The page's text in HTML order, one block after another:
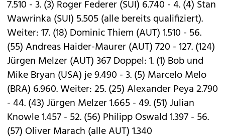
7.510 - 3. (3) Roger Federer (SUI) 6.740 - 4. (4) Stan
Wawrinka (SUI) 5.505 (alle bereits qualifiziert).
Weiter: 17. (18) Dominic Thiem (AUT) 1.510 - 56.
(55) Andreas Haider-Maurer (AUT) 720 - 127. (124)
Jürgen Melzer (AUT) 367 Doppel: 1. (1) Bob und
Mike Bryan (USA) je 9.490 - 3. (5) Marcelo Melo
(BRA) 6.960. Weiter: 25. (25) Alexander Peya 2.790
- 44. (43) Jürgen Melzer 1.665 - 49. (51) Julian
Knowle 1.457 - 52. (56) Philipp Oswald 1.397 - 56.
(57) Oliver Marach (alle AUT) 1.340